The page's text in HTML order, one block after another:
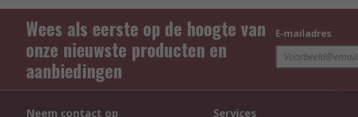
Wees als eerste op de hoogte van
onze nieuwste producten en
aanbiedingen
E-mailadres
Neem contact op Services